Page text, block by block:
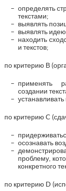
определять
текстами;
выявлять
выявлять
находить
и текстов;
по критерию В
применять
создании
по критерию C
осознавать
проблему,
конкретного
по критерию D